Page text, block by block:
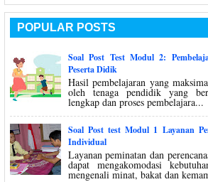
POPULAR POSTS
Soal Post Test Modul 2:
Peserta Didik
Hasil pembelajaran yang
oleh tenaga pendidik yang
lengkap dan proses pembelajara...
Soal Post test Modul 1 Layanan
Individual
Layanan peminatan dan
dapat mengakomodasi
mengenali minat, bakat dan